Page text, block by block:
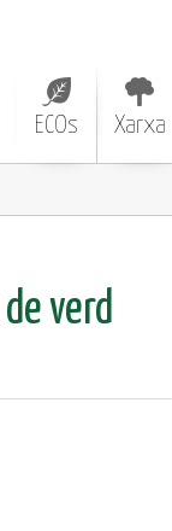
ECOs Xarxa
de verd